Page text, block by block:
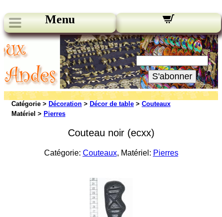
Menu
Nos bulletins:
Votre Email:
S'abonner
Catégorie > Décoration > Décor de table > Couteaux
Matériel > Pierres
Couteau noir (ecxx)
Catégorie: Couteaux, Matériel: Pierres